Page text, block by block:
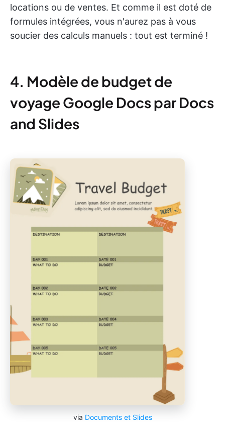
locations ou de ventes. Et comme il est doté de
formules intégrées, vous n'aurez pas à vous
soucier des calculs manuels : tout est terminé !
4. Modèle de budget de
voyage Google Docs par Docs
and Slides
via Documents et Slides